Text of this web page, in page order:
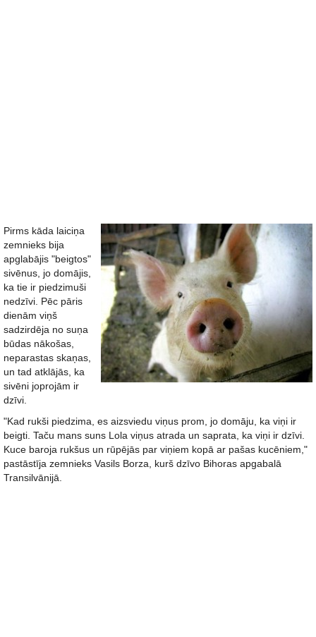
Pirms kāda laiciņa
zemnieks bija
apglabājis "beigtos"
sivēnus, jo domājis,
ka tie ir piedzimuši
nedzīvi. Pēc pāris
dienām viņš
sadzirdēja no suņa
būdas nākošas,
neparastas skaņas,
un tad atklājās, ka
sivēni joprojām ir
dzīvi.
"Kad rukši piedzima, es aizsviedu viņus prom, jo domāju, ka viņi ir
beigti. Taču mans suns Lola viņus atrada un saprata, ka viņi ir dzīvi.
Kuce baroja rukšus un rūpējās par viņiem kopā ar pašas kucēniem,"
pastāstīja zemnieks Vasils Borza, kurš dzīvo Bihoras apgabalā
Transilvānijā.